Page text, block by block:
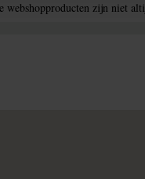
webshopproducten zijn niet